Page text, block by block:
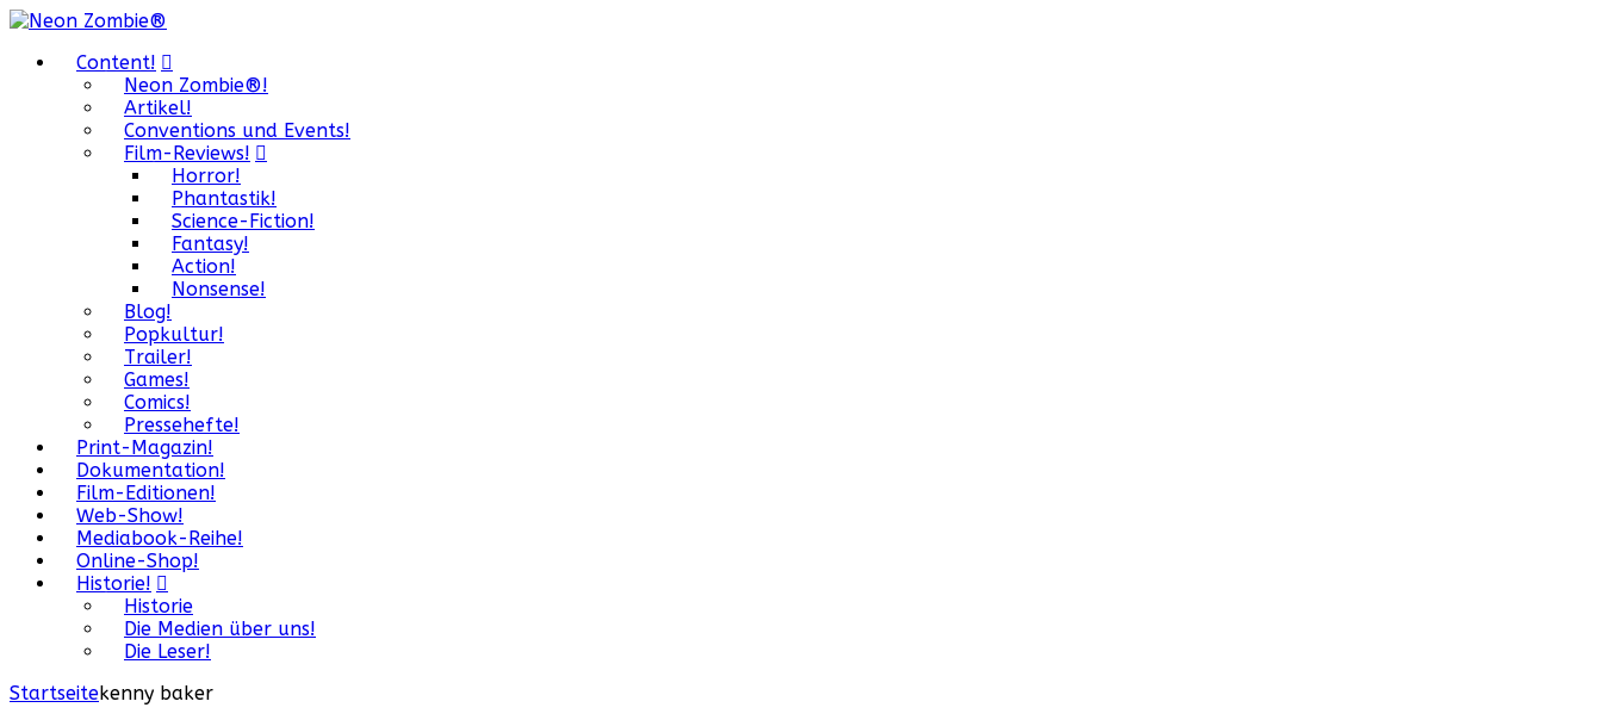
Content!
Neon Zombie®!
Artikel!
Conventions und Events!
Film-Reviews!
Horror!
Phantastik!
Science-Fiction!
Fantasy!
Action!
Nonsense!
Blog!
Popkultur!
Trailer!
Games!
Comics!
Pressehefte!
Print-Magazin!
Dokumentation!
Film-Editionen!
Web-Show!
Mediabook-Reihe!
Online-Shop!
Historie!
Historie
Die Medien über uns!
Die Leser!
Startseitekenny baker